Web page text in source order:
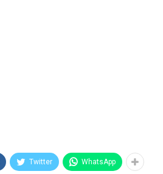
Twitter WhatsApp